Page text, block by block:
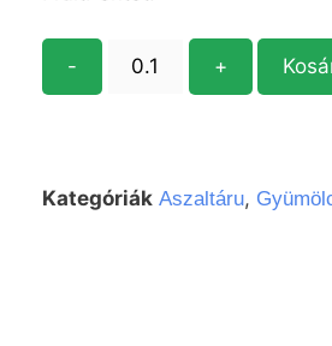
- +
Kategóriák Aszaltáru,